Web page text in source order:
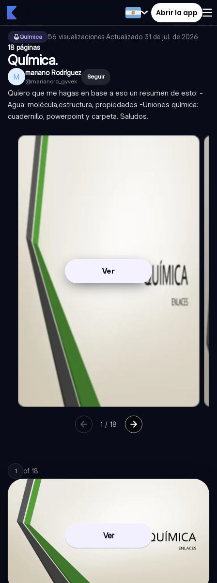
Abrir la app
Química 56 visualizaciones·Actualizado 31 de jul. de 2026·
18 páginas
Química.
M mariano Rodríguez
@marianoro_gyvek
Seguir
Quiero que me hagas en base a eso un resumen de esto: -
Agua: molécula,estructura, propiedades -Uniones química:
cuadernillo, powerpoint y carpeta. Saludos.
Ver
1 / 18
1 of 18
Ver